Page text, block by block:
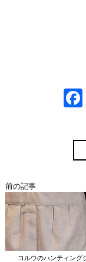
前の記事
コルウのハンティング